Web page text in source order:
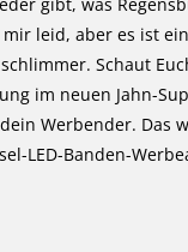
leid, aber es ist
Schaut
im neuen Jahn-
Werbender. Das
LED-Banden-